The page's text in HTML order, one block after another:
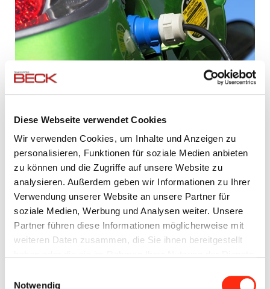
Diese Webseite verwendet Cookies
Wir verwenden Cookies, um Inhalte und Anzeigen zu
personalisieren, Funktionen für soziale Medien anbieten
zu können und die Zugriffe auf unsere Website zu
analysieren. Außerdem geben wir Informationen zu Ihrer
Verwendung unserer Website an unsere Partner für
soziale Medien, Werbung und Analysen weiter. Unsere
Partner führen diese Informationen möglicherweise mit
weiteren Daten zusammen, die Sie ihnen bereitgestellt
Notwendig
Elektroanlagenbau
Erst wenn der Strom ausfällt und das Licht ausgeht, wird vielen
die Bedeutung der Elektrik und der dahinter stehenden
Energieversorgung offensichtlich. Daher ist ein Schwerpunkt
unserer Expertise nicht nur Bau von Elektroanlagen, sondern
auch deren Wartung und ein umfassendes Serviceangebot.
Dies umfasst insbesondere die Energieversorgung und die